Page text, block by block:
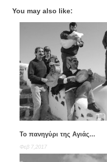
You may also like:
Το πανηγύρι της Αγιάς...
Φεβ 7,2017